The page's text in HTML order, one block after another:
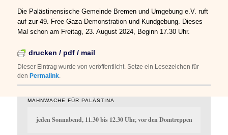
Die Palästinensische Gemeinde Bremen und Umgebung e.V. ruft
auf zur 49. Free-Gaza-Demonstration und Kundgebung. Dieses
Mal schon am Freitag, 23. August 2024, Beginn 17.30 Uhr.
drucken / pdf / mail
Dieser Eintrag wurde vonveröffentlicht. Setze ein Lesezeichen für
den Permalink.
MAHNWACHE FÜR PALÄSTINA
jeden Sonnabend, 11.30 bis 12.30 Uhr, vor den Domtreppen